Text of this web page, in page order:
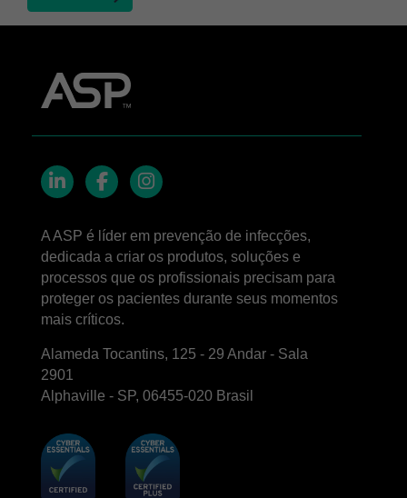
A ASP é líder em prevenção de infecções,
dedicada a criar os produtos, soluções e
processos que os profissionais precisam para
proteger os pacientes durante seus momentos
mais críticos.
Alameda Tocantins, 125 - 29 Andar - Sala
2901
Alphaville - SP, 06455-020 Brasil